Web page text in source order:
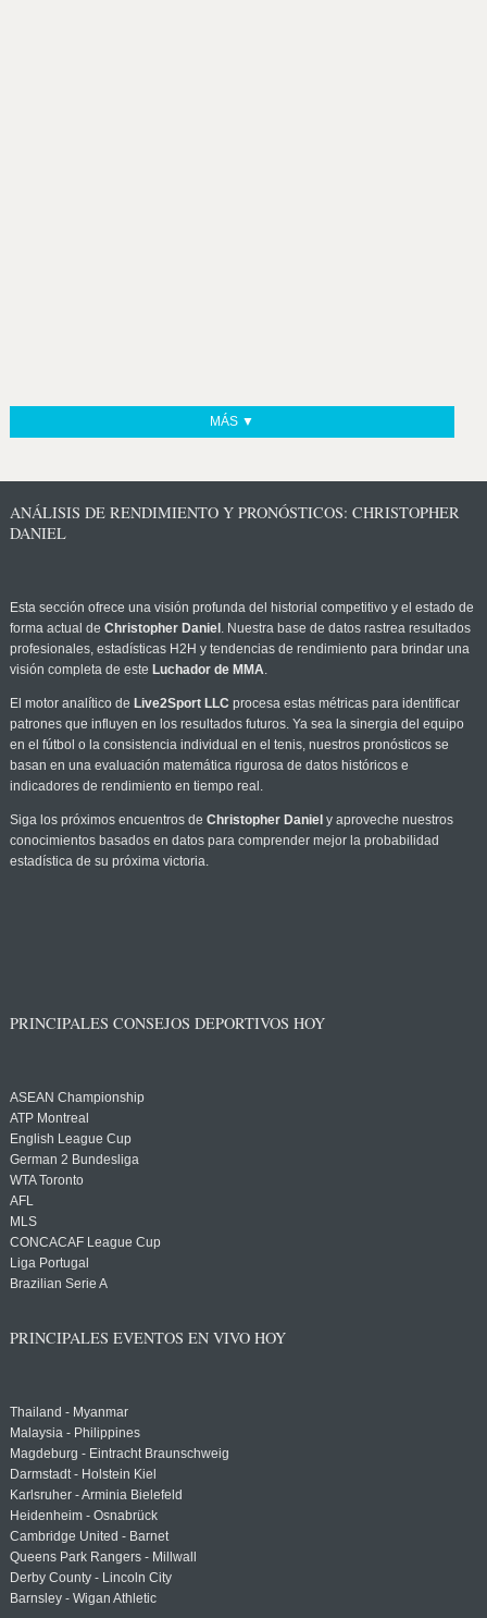
MÁS ▼
ANÁLISIS DE RENDIMIENTO Y PRONÓSTICOS: CHRISTOPHER
DANIEL
Esta sección ofrece una visión profunda del historial competitivo y el estado de
forma actual de Christopher Daniel . Nuestra base de datos rastrea resultados
profesionales, estadísticas H2H y tendencias de rendimiento para brindar una
visión completa de este Luchador de MMA.
El motor analítico de Live2Sport LLC procesa estas métricas para identificar
patrones que influyen en los resultados futuros. Ya sea la sinergia del equipo
en el fútbol o la consistencia individual en el tenis, nuestros pronósticos se
basan en una evaluación matemática rigurosa de datos históricos e
indicadores de rendimiento en tiempo real.
Siga los próximos encuentros de Christopher Daniel y aproveche nuestros
conocimientos basados en datos para comprender mejor la probabilidad
estadística de su próxima victoria.
PRINCIPALES CONSEJOS DEPORTIVOS HOY
ASEAN Championship
ATP Montreal
English League Cup
German 2 Bundesliga
WTA Toronto
AFL
MLS
CONCACAF League Cup
Liga Portugal
Brazilian Serie A
PRINCIPALES EVENTOS EN VIVO HOY
Thailand - Myanmar
Malaysia - Philippines
Magdeburg - Eintracht Braunschweig
Darmstadt - Holstein Kiel
Karlsruher - Arminia Bielefeld
Heidenheim - Osnabrück
Cambridge United - Barnet
Queens Park Rangers - Millwall
Derby County - Lincoln City
Barnsley - Wigan Athletic